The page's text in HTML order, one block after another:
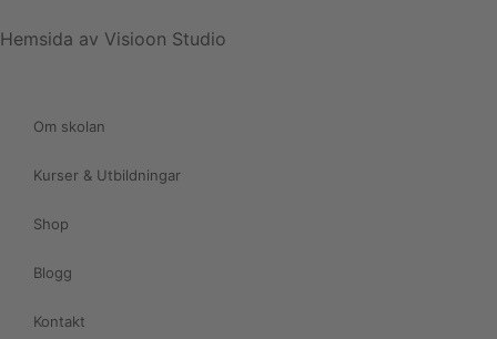
Hemsida av Visioon Studio
Om skolan
Kurser & Utbildningar
Shop
Blogg
Kontakt